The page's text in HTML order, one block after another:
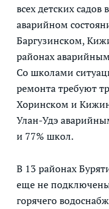
всех детских садов
аварийном
Баргузинском,
районах
Со школами
ремонта требуют
Хоринском и
Улан-Удэ
и 77% школ.
В 13 районах
еще не
горячего